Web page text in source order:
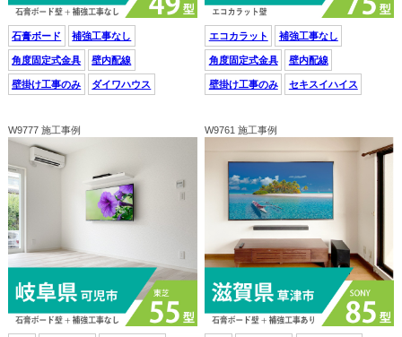
石膏ボード 補強工事なし
角度固定式金具 壁内配線
壁掛け工事のみ ダイワハウス
エコカラット 補強工事なし
角度固定式金具 壁内配線
壁掛け工事のみ セキスイハイス
W9777 施工事例 W9761 施工事例